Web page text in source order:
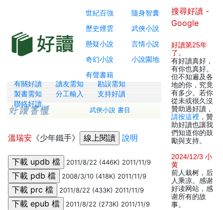
世紀百強
隨身智囊
歷史煙雲
武俠小說
懸疑小說
言情小說
奇幻小說
小說園地
有聲書籍
有關好讀 讀友需知
勘誤需知
製書需知
分工輸入
支持好讀
聯絡好讀
武俠小說 書目
溫瑞安 《少年鐵手》 說明
2011/8/22 (446K) 2011/11/9
2008/3/10 (418K) 2011/11/9
2011/8/22 (433K) 2011/11/9
2011/8/22 (273K) 2011/11/9
搜尋好讀 -
Google
好讀第25年
了 。
有好讀真好，
有你也真好。
但不知遍及各
地的你，究竟
有多少。若你
從未或很久沒
贊助過好讀，
請按這裡 ，贊
助好讀也讓我
們知道你的鼓
勵與支持。
2024/12/3 小
黄
前人栽树，后
人乘凉。感谢
好读网站，感
谢所有的故
事。